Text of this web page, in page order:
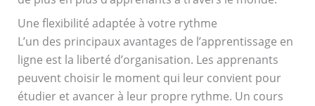
Une flexibilité adaptée à votre rythme
L’un des principaux avantages de l’apprentissage en
ligne est la liberté d’organisation. Les apprenants
peuvent choisir le moment qui leur convient pour
étudier et avancer à leur propre rythme. Un cours